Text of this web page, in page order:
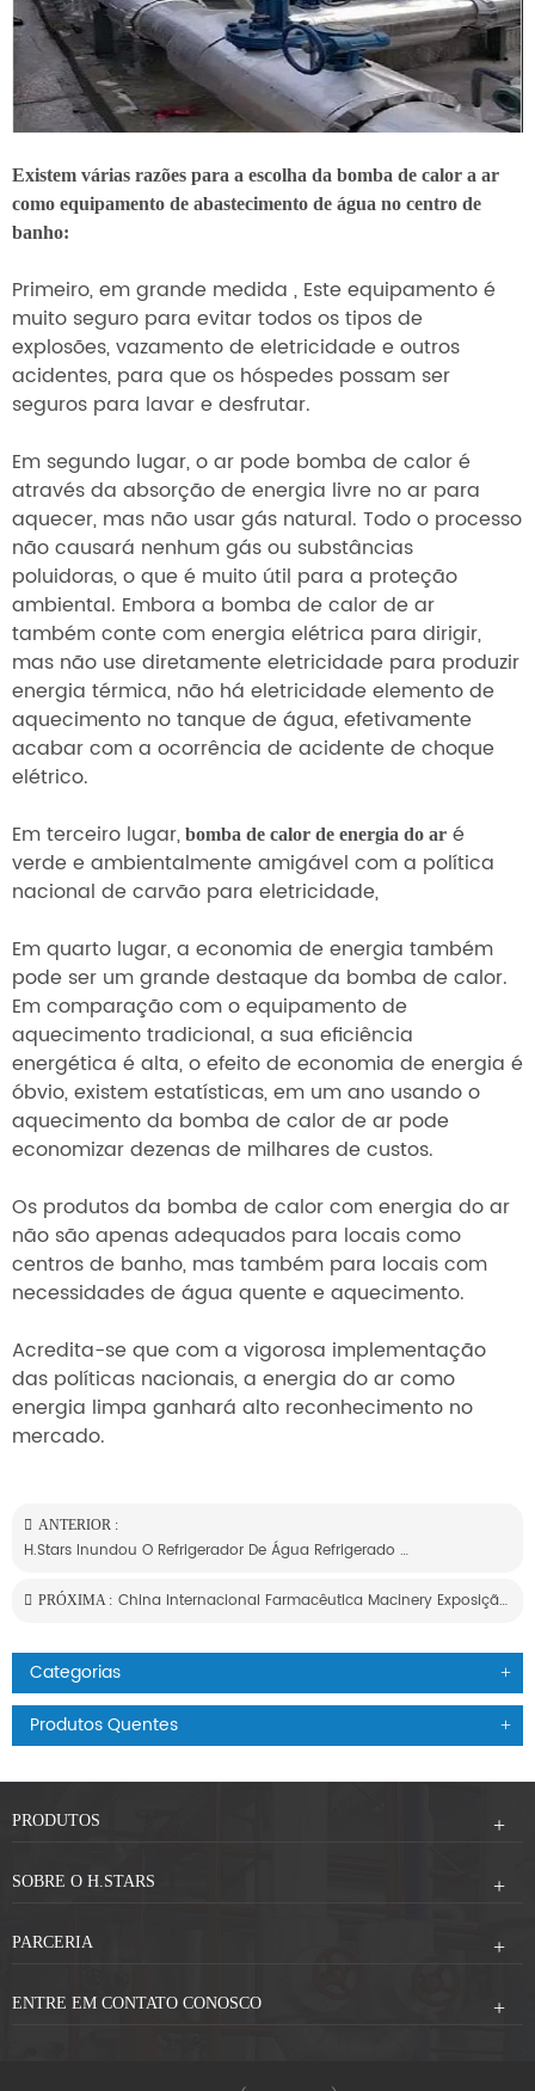
Existem várias razões para a escolha da bomba de calor a ar
como equipamento de abastecimento de água no centro de
banho:
Primeiro,em grande medida , Este equipamento é
muito seguro para evitar todos os tipos de
explosões, vazamento de eletricidade e outros
acidentes, para que os hóspedes possam ser
seguros para lavar e desfrutar.
Em segundo lugar, o ar pode bomba de calor é
através da absorção de energia livre no ar para
aquecer, mas não usar gás natural. Todo o processo
não causará nenhum gás ou substâncias
poluidoras, o que é muito útil para a proteção
ambiental. Embora a bomba de calor de ar
também conte com energia elétrica para dirigir,
mas não use diretamente eletricidade para produzir
energia térmica, não há eletricidade elemento de
aquecimento no tanque de água, efetivamente
acabar com a ocorrência de acidente de choque
elétrico.
Em terceiro lugar, bomba de calor de energia do ar é
verde e ambientalmente amigável com a política
nacional de carvão para eletricidade,
Em quarto lugar, a economia de energia também
pode ser um grande destaque da bomba de calor.
Em comparação com o equipamento de
aquecimento tradicional, a sua eficiência
energética é alta, o efeito de economia de energia é
óbvio, existem estatísticas, em um ano usando o
aquecimento da bomba de calor de ar pode
economizar dezenas de milhares de custos.
Os produtos da bomba de calor com energia do ar
não são apenas adequados para locais como
centros de banho, mas também para locais com
necessidades de água quente e aquecimento.
Acredita-se que com a vigorosa implementação
das políticas nacionais, a energia do ar como
energia limpa ganhará alto reconhecimento no
mercado.
ANTERIOR :
H.stars Inundou O Refrigerador De Água Refrigerado A Água Do Parafuso ----- O Sistema Bem Sucedido Da Refrigeração De Empresas Indonésias Conhecidas
PRÓXIMA : China Internacional Farmacêutica Macinery Exposição Convite De Hstars
Categorias
Produtos Quentes
PRODUTOS
SOBRE O H.STARS
PARCERIA
ENTRE EM CONTATO CONOSCO